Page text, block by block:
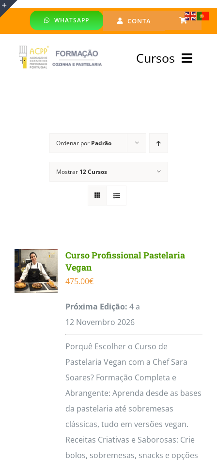
Skip
WHATSAPP CONTA
Cursos
Financiado
Ordenar por Padrão
Mostrar 12 Cursos
Curso Profissional Pastelaria
Vegan
475.00€
Próxima Edição: 4 a
12 Novembro 2026
Porquê Escolher o Curso de
Pastelaria Vegan com a Chef Sara
Soares? Formação Completa e
Abrangente: Aprenda desde as bases
da pastelaria até sobremesas
clássicas, tudo em versões vegan.
Receitas Criativas e Saborosas: Crie
bolos, sobremesas, snacks e opções